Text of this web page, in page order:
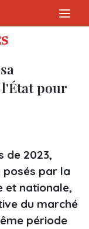
pour
de 2023,
par la
et nationale,
du marché
période